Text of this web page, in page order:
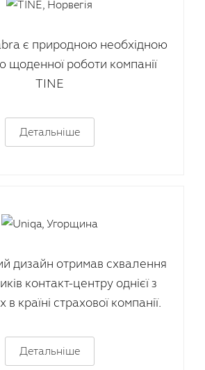
є природною необхідною
щоденної роботи компанії
TINE
Детальніше
дизайн отримав схвалення
контакт-центру однієї з
країні страхової компанії.
Детальніше